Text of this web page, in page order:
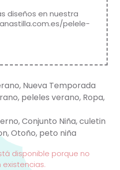
diseños en nuestra
pelele-
, Nueva Temporada
, peleles verano, Ropa,
,Conjunto Niña,culetin
,Otoño, peto niña
disponible porque no
existencias.